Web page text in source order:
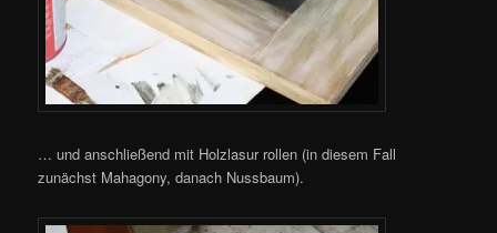
… und anschließend mit Holzlasur rollen (in diesem Fall
zunächst Mahagony, danach Nussbaum).